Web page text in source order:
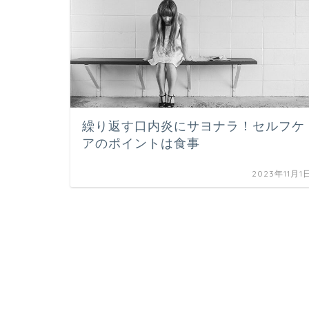
繰り返す口内炎にサヨナラ！セルフケ
アのポイントは食事
2023年11月1